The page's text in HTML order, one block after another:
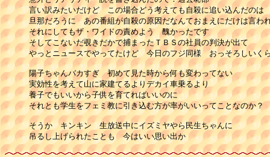
言い訳みたいだけど　この場合どう考えても自殺に追い込んだのは
旦那だろうに　あの番組が自殺の原因だなんておまえにだけは言わ
それにしてもザ・ワイドの責めよう　醜かったです
そしてこないだ覗きだかで捕まったＴＢＳの社員の判決が出て
やっとニュースでやってたけど　今日のフジ同様　おっそろしいく
陽子ちゃんバカすぎ　初めて見た時から何も変わってない
実効性を考えて山に家建てるよりデカイ車乗るより
養子でもいいから子供を育てればいいのに
それとも学生をフェミ教に引き込む方が率がいいってことなのか？
そうか　キンキン　生放送中にイズミヤやら民生ちゃんに
吊るし上げられたことも　今はいい思い出か